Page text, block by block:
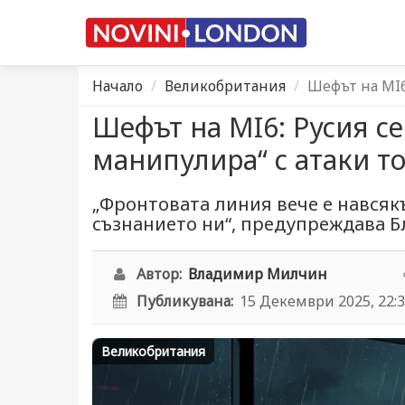
Начало Великобритания Шефът на
Шефът на MI6: Русия
манипулира“ с атаки
„Фронтовата линия вече е
съзнанието ни“, предупреждава
Автор: Владимир Милчин
Публикувана: 15 Декември 2025,
Великобритания